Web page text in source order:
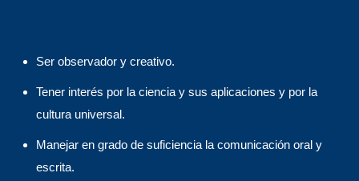
Ser observador y creativo.
Tener interés por la ciencia y sus aplicaciones y por la
cultura universal.
Manejar en grado de suficiencia la comunicación oral y
escrita.